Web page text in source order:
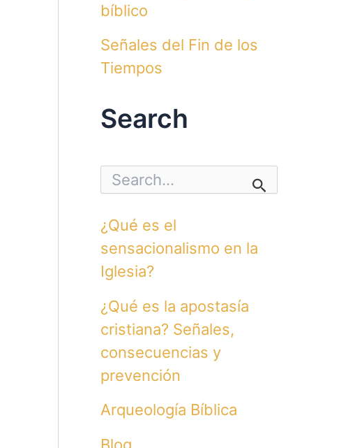
bíblico
Señales del Fin de los
Tiempos
Search
S
c
f
o
¿Qué es el
sensacionalismo en la
Iglesia?
¿Qué es la apostasía
cristiana? Señales,
consecuencias y
prevención
Arqueología Bíblica